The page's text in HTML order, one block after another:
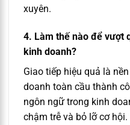
xuyên.
4. Làm thế nào để vượt
kinh doanh?
Giao tiếp hiệu quả là
doanh toàn cầu thành
ngôn ngữ trong kinh
chậm trễ và bỏ lỡ cơ